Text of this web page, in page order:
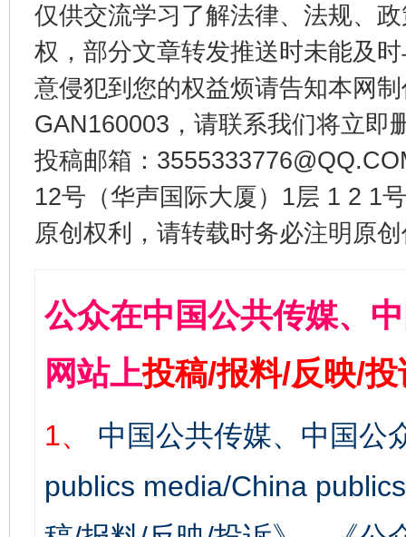
仅供交流学习了解法律、法规、
权，部分文章转发推送时未能及
意侵犯到您的权益烦请告知本网
GAN160003，请联系我们将立即
投稿邮箱：
12号（华声国际大厦）1层 1 2 1
原创权利，请转载时务必注明原
公众在中国公共传媒、
网站上投稿/报料/反映/
1、
中国公共传媒、中国公
publics media/China